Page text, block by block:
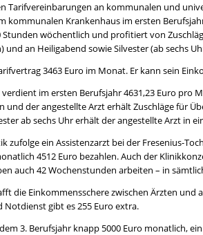
Tarifvereinbarungen an kommunalen und
Krankenhaus im ersten
wöchentlich und profitiert von
an Heiligabend sowie Silvester (ab sechs
3463 Euro im Monat. Er kann sein
im ersten Berufsjahr 4631,23 Euro
der angestellte Arzt erhält Zuschläge für
ab sechs Uhr erhält der angestellte Arzt in
zufolge ein Assistenzarzt bei der Fresenius-
4512 Euro bezahlen. Auch der
auch 42 Wochenstunden arbeiten – in
die Einkommensschere zwischen Ärzten
Notdienst gibt es 255 Euro extra.
3. Berufsjahr knapp 5000 Euro monatlich,